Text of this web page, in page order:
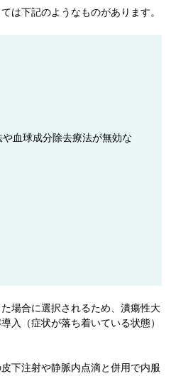
は下記のようなものがあります。
血球成分除去療法が無効な
場合に選択されるため、潰瘍性大
入（症状が落ち着いている状態）
下注射や静脈内点滴と併用で内服